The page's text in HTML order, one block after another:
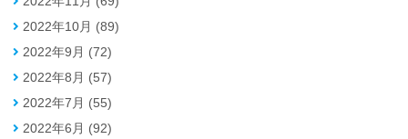
2022年10月 (89)
2022年9月 (72)
2022年8月 (57)
2022年7月 (55)
2022年6月 (92)